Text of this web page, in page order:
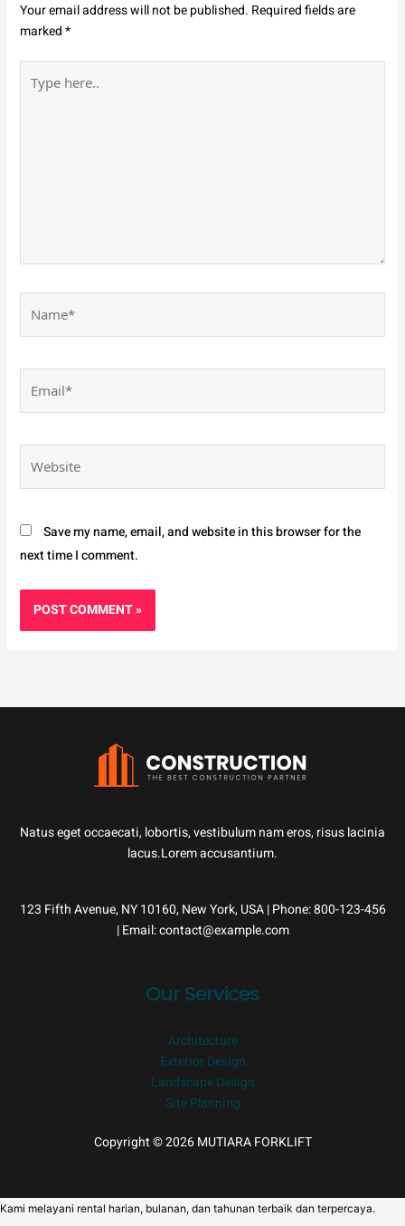
Your email address will not be published. Required fields are
marked*
here..
Save my name, email, and website in this browser for the
next time I comment.
Natus eget occaecati, lobortis, vestibulum nam eros, risus lacinia
lacus.Lorem accusantium.
123 Fifth Avenue, NY 10160, New York, USA | Phone: 800-123-456
| Email: contact@example.com
Our Services
Architecture
Exterior Design
Landscape Design
Site Planning
Copyright © 2026 MUTIARA FORKLIFT
Kami melayani rental harian, bulanan, dan tahunan terbaik dan terpercaya.